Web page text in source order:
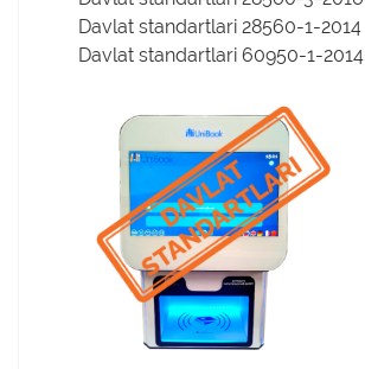
Davlat standartlari 28560-1-2014
Davlat standartlari 60950-1-2014